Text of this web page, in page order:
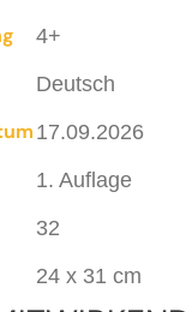
4+
Deutsch
17.09.2026
1. Auflage
32
24 x 31 cm